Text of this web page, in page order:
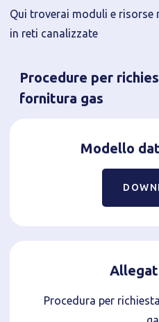
Qui troverai moduli e risorse
in reti canalizzate
Procedure per
fornitura gas
Modello
Procedura per